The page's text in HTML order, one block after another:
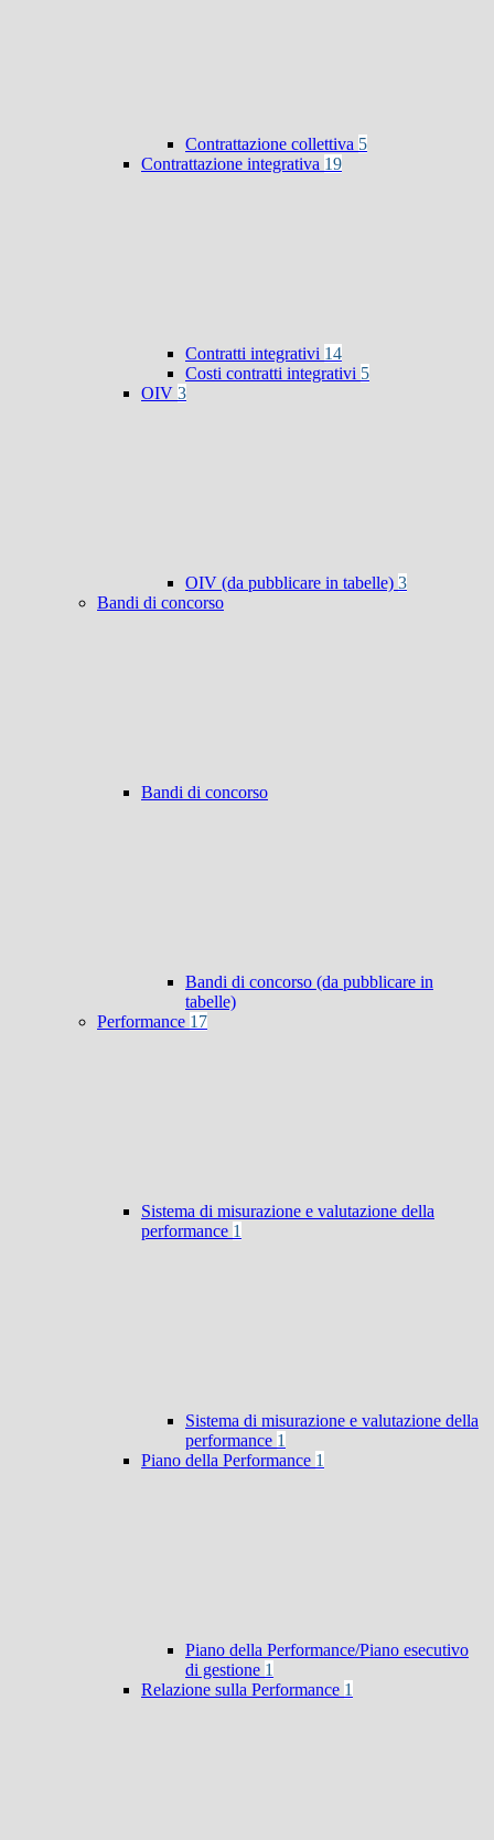
Contrattazione collettiva 5
Contrattazione integrativa 19
Contratti integrativi 14
Costi contratti integrativi 5
OIV 3
OIV (da pubblicare in tabelle) 3
Bandi di concorso
Bandi di concorso
Bandi di concorso (da pubblicare in
tabelle)
Performance 17
Sistema di misurazione e valutazione della
performance 1
Sistema di misurazione e valutazione della
performance 1
Piano della Performance 1
Piano della Performance/Piano esecutivo
di gestione 1
Relazione sulla Performance 1